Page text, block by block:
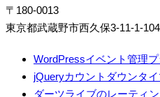
〒180-0013
東京都武蔵野市西久保3-11-1-104
WordPressイベント管理
jQueryカウントダウンタ
ダーツライブのレーティ